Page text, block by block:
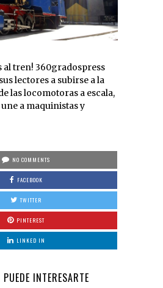
lectores a subirse a la
las locomotoras a escala,
a maquinistas y
NO COMMENTS
FACEBOOK
TWITTER
PINTEREST
LINKED IN
INTERESARTE